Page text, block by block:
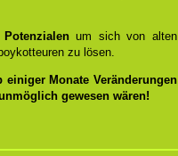
um sich von alten
zu lösen.
Monate Veränderungen
gewesen wären!